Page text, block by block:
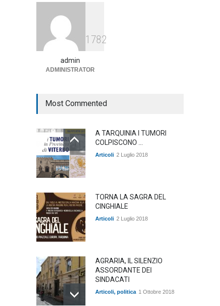
arrivano i pagamenti PAC, la
1782
admin
ADMINISTRATOR
Most Commented
A TARQUINIA I TUMORI
COLPISCONO ...
Articoli 2 Luglio 2018
TORNA LA SAGRA DEL
CINGHIALE
Articoli 2 Luglio 2018
AGRARIA, IL SILENZIO
ASSORDANTE DEI
SINDACATI
Articoli, politica 1 Ottobre 2018